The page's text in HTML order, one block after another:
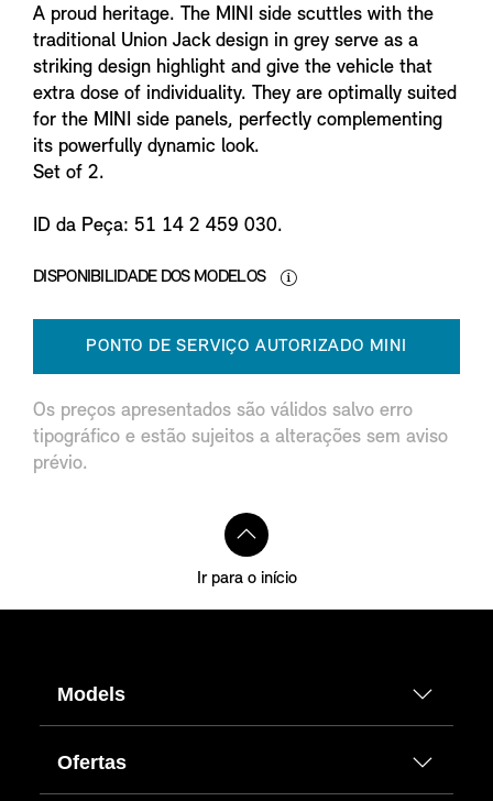
A proud heritage. The MINI side scuttles with the
traditional Union Jack design in grey serve as a
striking design highlight and give the vehicle that
extra dose of individuality. They are optimally suited
for the MINI side panels, perfectly complementing
its powerfully dynamic look.
Set of 2.
ID da Peça: 51 14 2 459 030.
DISPONIBILIDADE DOS MODELOS
PONTO DE SERVIÇO AUTORIZADO MINI
Os preços apresentados são válidos salvo erro
tipográfico e estão sujeitos a alterações sem aviso
prévio.
Ir para o início
Models
Ofertas